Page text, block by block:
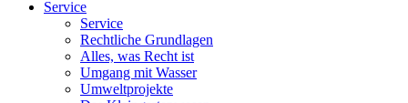
Service
Service
Rechtliche Grundlagen
Alles, was Recht ist
Umgang mit Wasser
Umweltprojekte